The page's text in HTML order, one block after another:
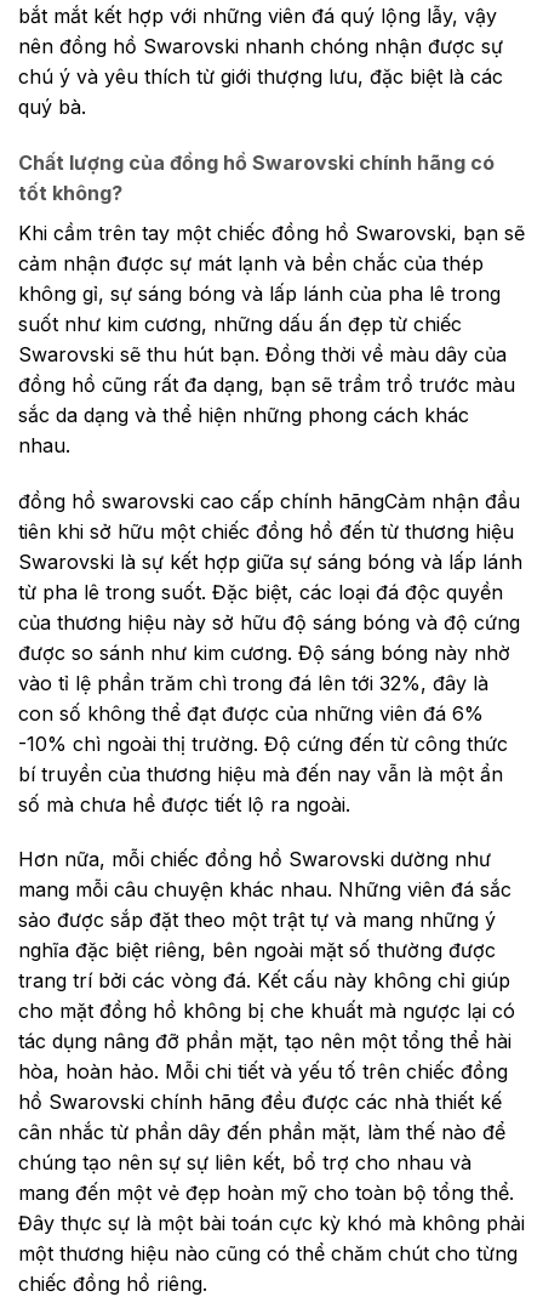
bắt mắt kết hợp với những viên đá quý lộng lẫy, vậy
nên đồng hồ Swarovski nhanh chóng nhận được sự
chú ý và yêu thích từ giới thượng lưu, đặc biệt là các
quý bà.
Chất lượng của đồng hồ Swarovski chính hãng có
tốt không?
Khi cầm trên tay một chiếc đồng hồ Swarovski, bạn sẽ
cảm nhận được sự mát lạnh và bền chắc của thép
không gỉ, sự sáng bóng và lấp lánh của pha lê trong
suốt như kim cương, những dấu ấn đẹp từ chiếc
Swarovski sẽ thu hút bạn. Đồng thời về màu dây của
đồng hồ cũng rất đa dạng, bạn sẽ trầm trồ trước màu
sắc da dạng và thể hiện những phong cách khác
nhau.
đồng hồ swarovski cao cấp chính hãngCảm nhận đầu
tiên khi sở hữu một chiếc đồng hồ đến từ thương hiệu
Swarovski là sự kết hợp giữa sự sáng bóng và lấp lánh
từ pha lê trong suốt. Đặc biệt, các loại đá độc quyền
của thương hiệu này sở hữu độ sáng bóng và độ cứng
được so sánh như kim cương. Độ sáng bóng này nhờ
vào tỉ lệ phần trăm chì trong đá lên tới 32%, đây là
con số không thể đạt được của những viên đá 6%
-10% chì ngoài thị trường. Độ cứng đến từ công thức
bí truyền của thương hiệu mà đến nay vẫn là một ẩn
số mà chưa hề được tiết lộ ra ngoài.
Hơn nữa, mỗi chiếc đồng hồ Swarovski dường như
mang mỗi câu chuyện khác nhau. Những viên đá sắc
sảo được sắp đặt theo một trật tự và mang những ý
nghĩa đặc biệt riêng, bên ngoài mặt số thường được
trang trí bởi các vòng đá. Kết cấu này không chỉ giúp
cho mặt đồng hồ không bị che khuất mà ngược lại có
tác dụng nâng đỡ phần mặt, tạo nên một tổng thể hài
hòa, hoàn hảo. Mỗi chi tiết và yếu tố trên chiếc đồng
hồ Swarovski chính hãng đều được các nhà thiết kế
cân nhắc từ phần dây đến phần mặt, làm thế nào để
chúng tạo nên sự sự liên kết, bổ trợ cho nhau và
mang đến một vẻ đẹp hoàn mỹ cho toàn bộ tổng thể.
Đây thực sự là một bài toán cực kỳ khó mà không phải
một thương hiệu nào cũng có thể chăm chút cho từng
chiếc đồng hồ riêng.